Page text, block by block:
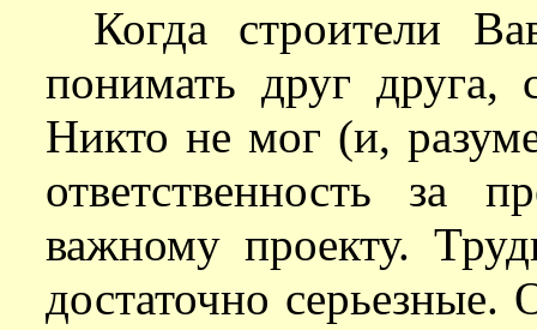
Когда строители
понимать друг друга,
Никто не мог (и,
ответственность за
важному проекту.
достаточно